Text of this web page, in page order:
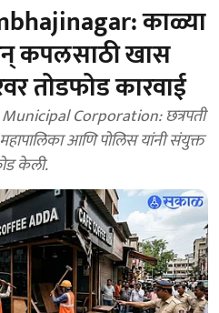
काळ्या
कपलसाठी खास
तोडफोड कारवाई
Corporation: छत्रपती
आणि पोलिस यांनी संयुक्त
केली.